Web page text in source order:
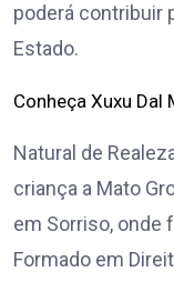
poderá contribuir
Estado.
Conheça Xuxu Dal
Natural de
criança a Mato
em Sorriso, onde
Formado em